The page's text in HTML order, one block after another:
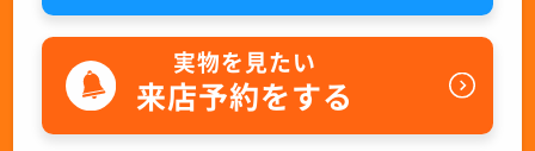
実物を見たい
来店予約をする